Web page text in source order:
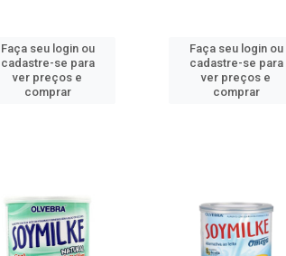
Faça seu login ou
cadastre-se para
ver preços e
comprar
Faça seu login ou
cadastre-se para
ver preços e
comprar